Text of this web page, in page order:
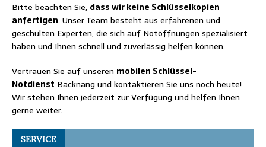
Bitte beachten Sie, dass wir keine Schlüsselkopien
anfertigen. Unser Team besteht aus erfahrenen und
geschulten Experten, die sich auf Notöffnungen spezialisiert
haben und Ihnen schnell und zuverlässig helfen können.
Vertrauen Sie auf unseren mobilen Schlüssel-
Notdienst Backnang und kontaktieren Sie uns noch heute!
Wir stehen Ihnen jederzeit zur Verfügung und helfen Ihnen
gerne weiter.
SERVICE